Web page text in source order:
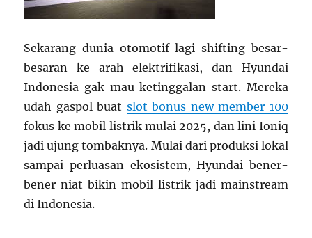
Sekarang dunia otomotif lagi shifting besar-
besaran ke arah elektrifikasi, dan Hyundai
Indonesia gak mau ketinggalan start. Mereka
udah gaspol buat slot bonus new member 100
fokus ke mobil listrik mulai 2025, dan lini Ioniq
jadi ujung tombaknya. Mulai dari produksi lokal
sampai perluasan ekosistem, Hyundai bener-
bener niat bikin mobil listrik jadi mainstream
di Indonesia.